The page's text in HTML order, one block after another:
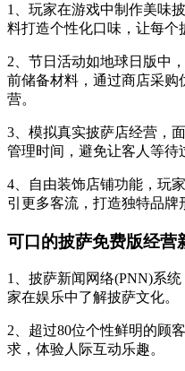
1、玩家在游戏中制作美味
料打造个性化口味，让每个
2、节日活动如地球日版中
前储备材料，通过商店采购
营。
3、模拟真实披萨店经营，
管理时间，避免让客人等待
4、自由装饰店铺功能，玩
引更多客流，打造独特品牌
可口的披萨免费版经营
1、披萨新闻网络(PNN)系
家在娱乐中了解披萨文化。
2、超过80位个性鲜明的顾
求，体验人际互动乐趣。